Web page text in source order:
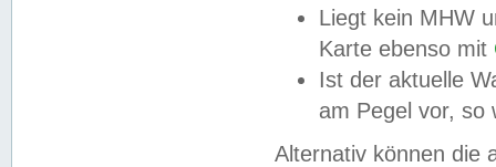
Liegt kein MHW
Karte ebenso mit
Ist der aktuelle
am Pegel vor,
Alternativ können die